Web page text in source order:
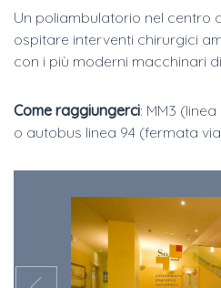
Un poliambulatorio nel centro
ospitare interventi chirurgici
con i più moderni macchinari
Come raggiungerci: MM3
o autobus linea 94 (fermata
Previous